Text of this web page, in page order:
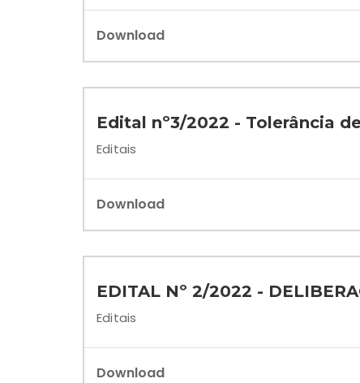
Download
Edital nº3/2022 - Tolerância
Editais
Download
EDITAL Nº 2/2022 -
Editais
Download